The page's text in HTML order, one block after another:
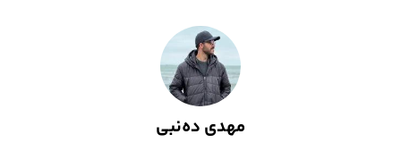
مهدی ده‌نبی